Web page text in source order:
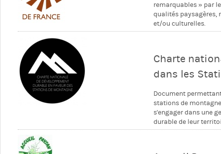
remarquables » par
qualités paysagères,
et/ou culturelles.
Charte
dans les
Document
stations de
s'engager dans une
durable de leur